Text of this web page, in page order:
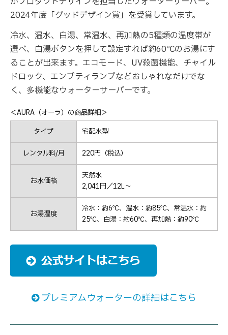
2024年度「グッドデザイン賞」を受賞しています。
冷水、温水、白湯、常温水、再加熱の5種類の温度帯が
選べ、白湯ボタンを押して設定すれば約60℃のお湯にす
ることが出来ます。エコモード、UV殺菌機能、チャイル
ドロック、エンプティランプなどおしゃれなだけでな
く、多機能なウォーターサーバーです。
＜AURA（オーラ）の商品詳細＞
タイプ
宅配水型
レンタル料/月 220円（税込）
お水価格
天然水
2,041円／12L～
お湯温度
冷水：約6℃、温水：約85℃、常温水：約
25℃、白湯：約60℃、再加熱：約90℃
プレミアムウォーターの詳細はこちら